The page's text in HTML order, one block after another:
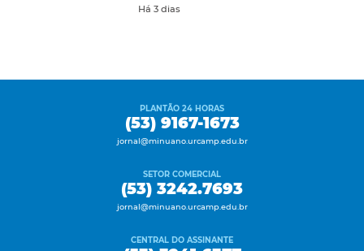
Há 3 dias
PLANTÃO 24 HORAS
(53) 9167-1673
jornal@minuano.urcamp.edu.br
SETOR COMERCIAL
(53) 3242.7693
jornal@minuano.urcamp.edu.br
CENTRAL DO ASSINANTE